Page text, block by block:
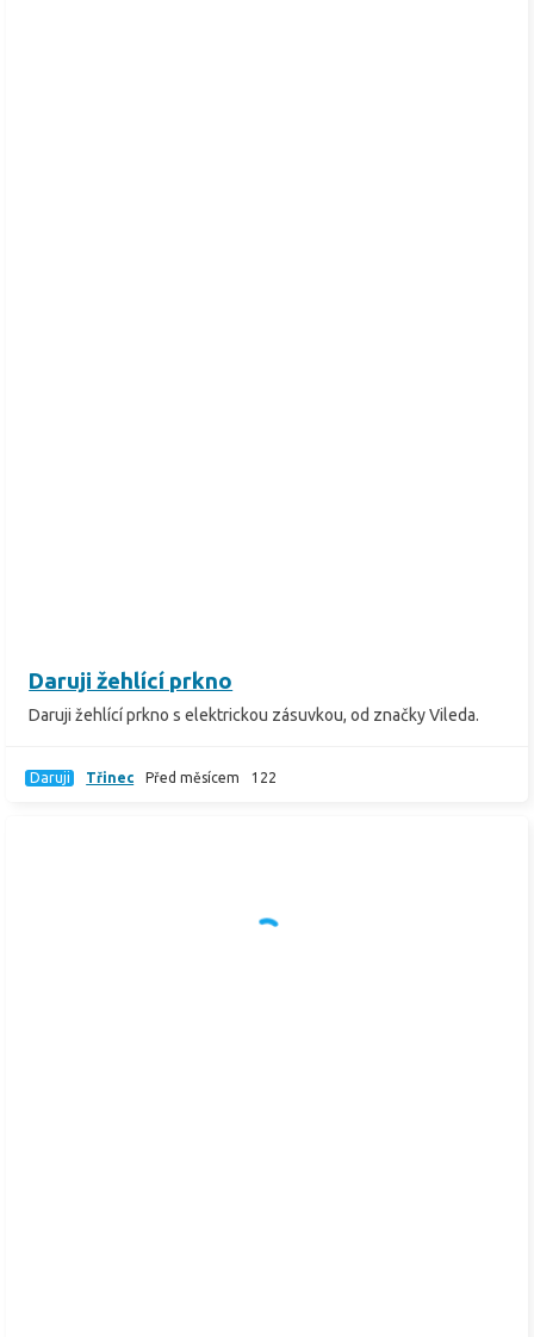
Daruji žehlící prkno
Daruji žehlící prkno s elektrickou zásuvkou, od značky Vileda.
Daruji Třinec Před měsícem 122